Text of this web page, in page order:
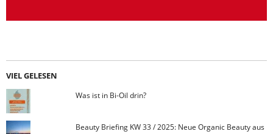
VIEL GELESEN
Was ist in Bi-Oil drin?
Beauty Briefing KW 33 / 2025: Neue Organic Beauty aus